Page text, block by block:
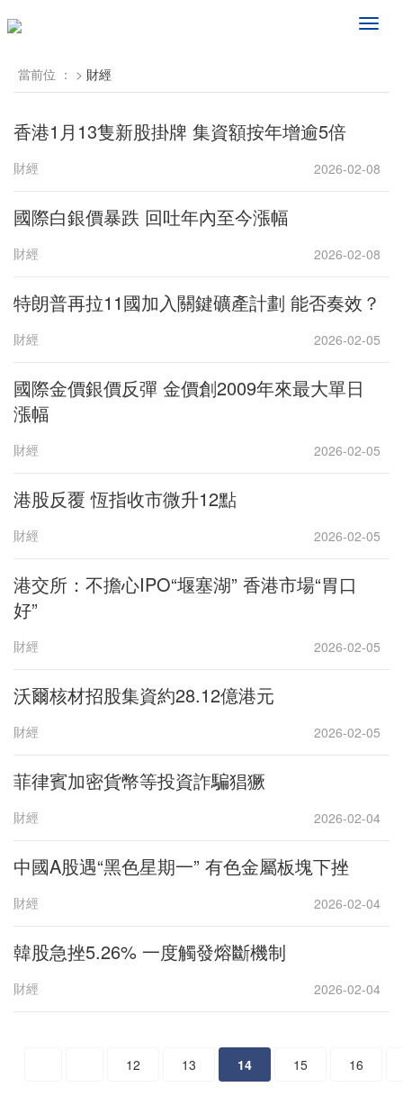
频
當前位 ： > 財經
香港1月13隻新股掛牌 集資額按年增逾5倍
財經 2026-02-08
國際白銀價暴跌 回吐年內至今漲幅
財經 2026-02-08
特朗普再拉11國加入關鍵礦產計劃 能否奏效？
財經 2026-02-05
國際金價銀價反彈 金價創2009年來最大單日
漲幅
財經 2026-02-05
港股反覆 恆指收市微升12點
財經 2026-02-05
港交所：不擔心IPO“堰塞湖” 香港市場“胃口
好”
財經 2026-02-05
沃爾核材招股集資約28.12億港元
財經 2026-02-05
菲律賓加密貨幣等投資詐騙猖獗
財經 2026-02-04
中國A股遇“黑色星期一” 有色金屬板塊下挫
財經 2026-02-04
韓股急挫5.26% 一度觸發熔斷機制
財經 2026-02-04
12 13 14 15 16